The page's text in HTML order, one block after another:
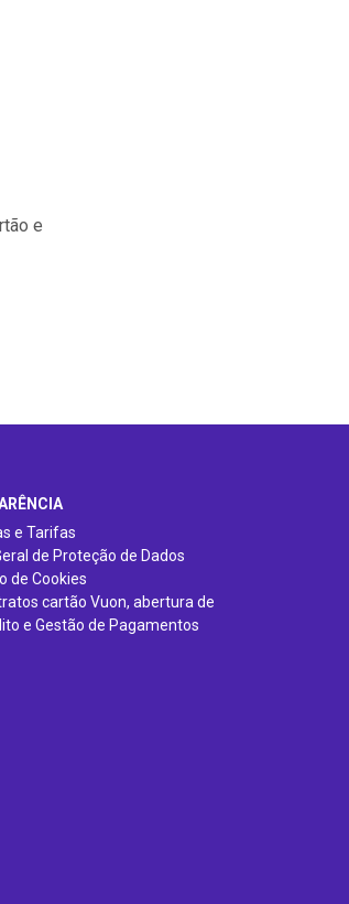
e
e Tarifas
de Proteção de Dados
de Cookies
cartão Vuon, abertura de
e Gestão de Pagamentos